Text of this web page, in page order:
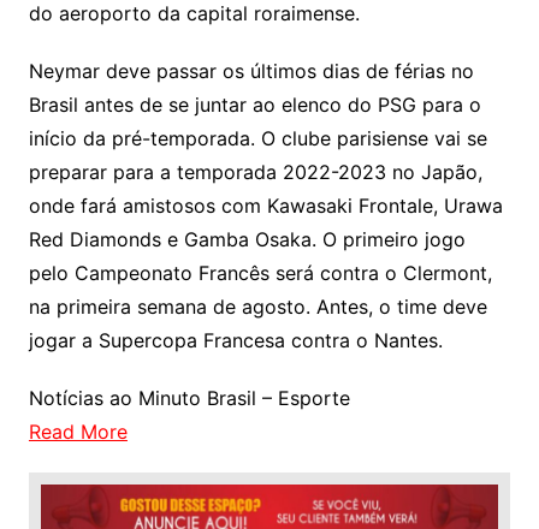
do aeroporto da capital roraimense.
Neymar deve passar os últimos dias de férias no
Brasil antes de se juntar ao elenco do PSG para o
início da pré-temporada. O clube parisiense vai se
preparar para a temporada 2022-2023 no Japão,
onde fará amistosos com Kawasaki Frontale, Urawa
Red Diamonds e Gamba Osaka. O primeiro jogo
pelo Campeonato Francês será contra o Clermont,
na primeira semana de agosto. Antes, o time deve
jogar a Supercopa Francesa contra o Nantes.
Notícias ao Minuto Brasil – Esporte
Read More